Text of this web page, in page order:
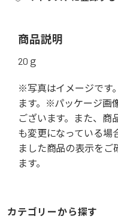
商品説明
20ｇ
※写真はイメージです
ます。※パッケージ画
ございます。また、商
も変更になっている場
ました商品の表示をご
ます。
カテゴリーから探す